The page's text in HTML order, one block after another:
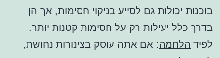
בוכנות יכולות גם לסייע בניקוי חסימות, אך הן
בדרך כלל יעילות רק על חסימות קטנות יותר.
לפיד הלחמה: אם אתה עוסק בצינורות נחושת,